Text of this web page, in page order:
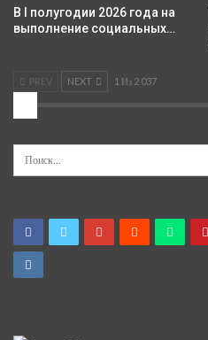
В I полугодии 2026 года на
выполнение социальных…
PREV NEXT 1 Из 2 037